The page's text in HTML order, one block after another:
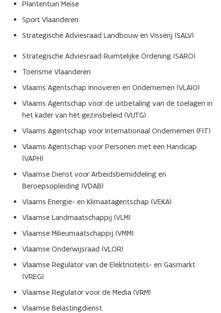
Plantentuin Meise
Sport Vlaanderen
Strategische Adviesraad Landbouw en Visserij (SALV)
Strategische Adviesraad Ruimtelijke Ordening (SARO)
Toerisme Vlaanderen
Vlaams Agentschap Innoveren en Ondernemen (VLAIO)
Vlaams Agentschap voor de uitbetaling van de toelagen in
het kader van het gezinsbeleid (VUTG)
Vlaams Agentschap voor Internationaal Ondernemen (FIT)
Vlaams Agentschap voor Personen met een Handicap
(VAPH)
Vlaamse Dienst voor Arbeidsbemiddeling en
Beroepsopleiding (VDAB)
Vlaams Energie- en Klimaatagentschap (VEKA)
Vlaamse Landmaatschappij (VLM)
Vlaamse Milieumaatschappij (VMM)
Vlaamse Onderwijsraad (VLOR)
Vlaamse Regulator van de Elektriciteits- en Gasmarkt
(VREG)
Vlaamse Regulator voor de Media (VRM)
Vlaamse Belastingdienst